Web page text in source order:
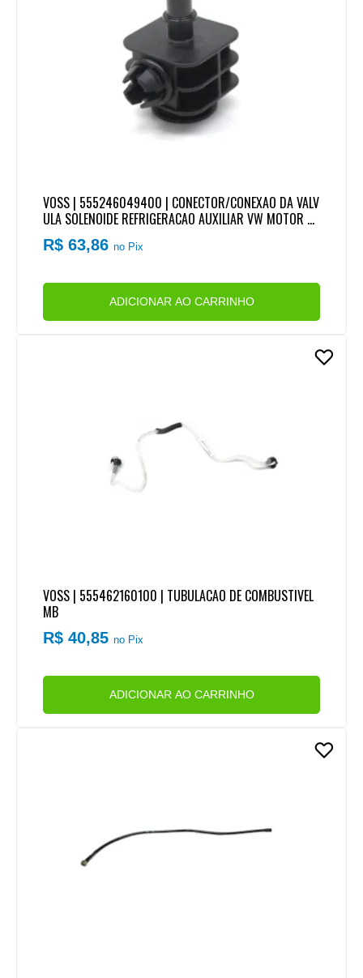
VOSS | 555246049400 | CONECTOR/CONEXAO DA VALV
ULA SOLENOIDE REFRIGERACAO AUXILIAR VW MOTOR C
UMMINS SERIE ISF 3.8 ENGATE VOSS NG12 (TUBO 3/8)
R$ 63,86no Pix
ADICIONAR AO CARRINHO
VOSS | 555462160100 | TUBULACAO DE COMBUSTIVEL
MB
R$ 40,85no Pix
ADICIONAR AO CARRINHO